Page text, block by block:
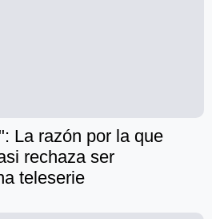
La razón por la que
rechaza ser
teleserie